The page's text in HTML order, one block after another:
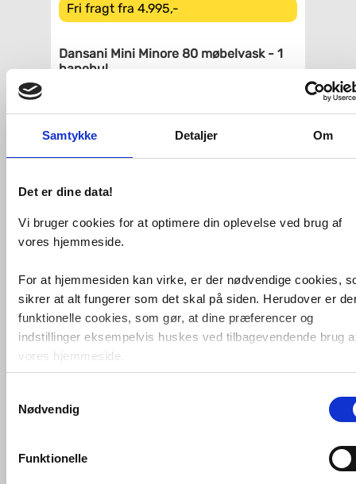
Samtykke Detaljer Om
Det er dine data!
Vi bruger cookies for at optimere din oplevelse ved brug af
vores hjemmeside.
For at hjemmesiden kan virke, er der nødvendige cookies,
sikrer at alt fungerer som det skal på siden. Herudover er
funktionelle cookies, som gør, at dine præferencer og
indstillinger eksempelvis huskes ved tilbagevendende brug
vores hjemmeside.
Foruden nødvendige og funktionelle cookies er der
cookies. Disse bruger vi bl.a. til at måle trafik, omsætning,
marketingcookies, som vi bruger til at målrette vores
markedsføring med henblik på annonceindhold, som giver
Nødvendig
Funktionelle
Fri fragt fra 4.995,-
Dansani Mini Minore 80 møbelvask - 1
hanehul
Perfekt til det lille bad - Smarte
underskabe fås til og i flere størrelser.
Højde: 1,5 cm
Dybde: 35,5 cm
Med overløb
Nettovægt: 9,8 kg
Relaterede produkter